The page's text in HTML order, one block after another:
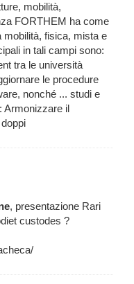
mobilità,
FORTHEM ha come
mobilità, fisica, mista e
in tali campi sono:
tra le università
le procedure
nonché ... studi e
Armonizzare il
, presentazione Rari
custodes ?